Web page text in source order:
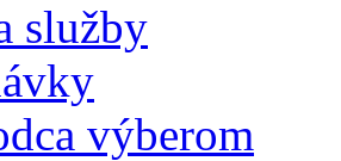
služby
výberom